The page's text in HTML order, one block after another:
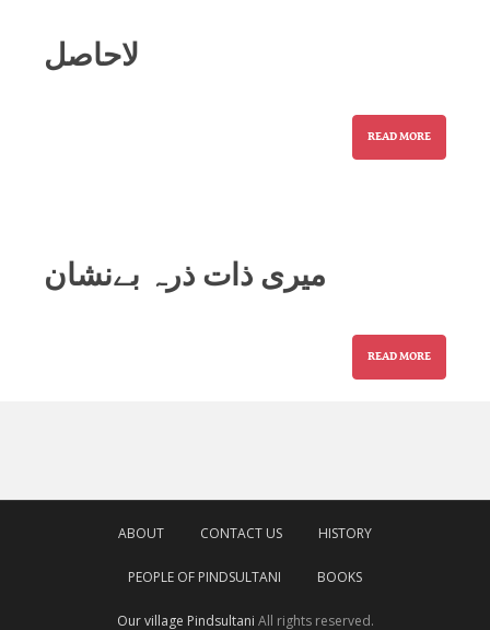
لاحاصل
READ MORE
میری ذات ذرہ بےنشان
READ MORE
ABOUT CONTACT US HISTORY
PEOPLE OF PINDSULTANI BOOKS
Our village Pindsultani All rights reserved.